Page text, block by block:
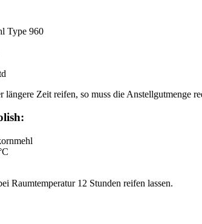
Type 960
längere Zeit reifen, so muss die Anstellgutmenge
Raumtemperatur 12 Stunden reifen lassen.